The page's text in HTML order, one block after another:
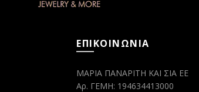
ΕΠΙΚΟΙΝΩΝΙΑ
ΜΑΡΙΑ ΠΑΝΑΡΙΤΗ ΚΑΙ ΣΙΑ ΕΕ
Αρ. ΓΕΜΗ: 194634413000